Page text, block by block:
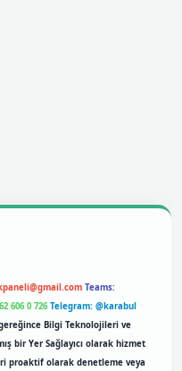
Teams:
606 0 726 Telegram: @karabul
gereğince Bilgi Teknolojileri ve
bir Yer Sağlayıcı olarak hizmet
proaktif olarak denetleme veya